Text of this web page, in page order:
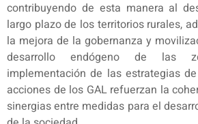
contribuyendo de esta manera al
largo plazo de los territorios rurales,
la mejora de la gobernanza y
desarrollo endógeno de las
implementación de las estrategias
acciones de los GAL refuerzan la
sinergias entre medidas para el